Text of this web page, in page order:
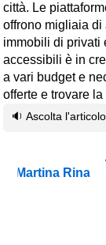
città. Le
offrono migliaia di
immobili di privati
accessibili è in
a vari budget e
offerte e trovare
🔉 Ascolta l'articolo
≋ Mare
🗻 Montagna
Laghi
Isole
Campagna
Sci